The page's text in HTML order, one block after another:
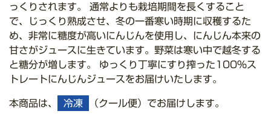
っくりされます。 通常よりも栽培期間を長くすること
で、じっくり熟成させ、冬の一番寒い時期に収穫するた
め、非常に糖度が高いにんじんを使用し、にんじん本来の
甘さがジュースに生きています。野菜は寒い中で越冬する
と糖分が増します。 ゆっくり丁寧にすり搾った100%ス
トレートにんじんジュースをお届けいたします。
本商品は、 冷凍 （クール便）でお届けします。